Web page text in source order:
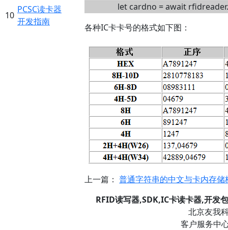
let cardno = await
各种IC卡卡号的格式如下图：
上一篇： 普通字符串的中文与卡内存储
RFID读写器,SDK,IC卡读卡器,开发
北京友我
客户服务中
10
PCSC读卡器
开发指南